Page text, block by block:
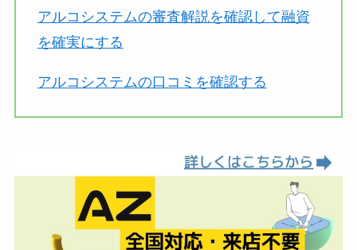
アルコシステムの審査解説を確認して融資
を確実にする
アルコシステムの口コミを確認する